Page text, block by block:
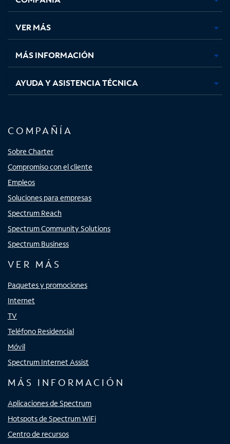
en
pestaña
nueva
en
pestaña
nueva
en
pestaña
nueva
en
nueva
VER MÁS
MÁS INFORMACIÓN
AYUDA Y ASISTENCIA TÉCNICA
COMPAÑÍA
Sobre Charter
Compromiso con el cliente
Empleos
Soluciones para empresas
Spectrum Reach
Spectrum Community Solutions
Spectrum Business
VER MÁS
Paquetes y promociones
Internet
TV
Teléfono Residencial
Móvil
Spectrum Internet Assist
MÁS INFORMACIÓN
Aplicaciones de Spectrum
Hotspots de Spectrum WiFi
Centro de recursos